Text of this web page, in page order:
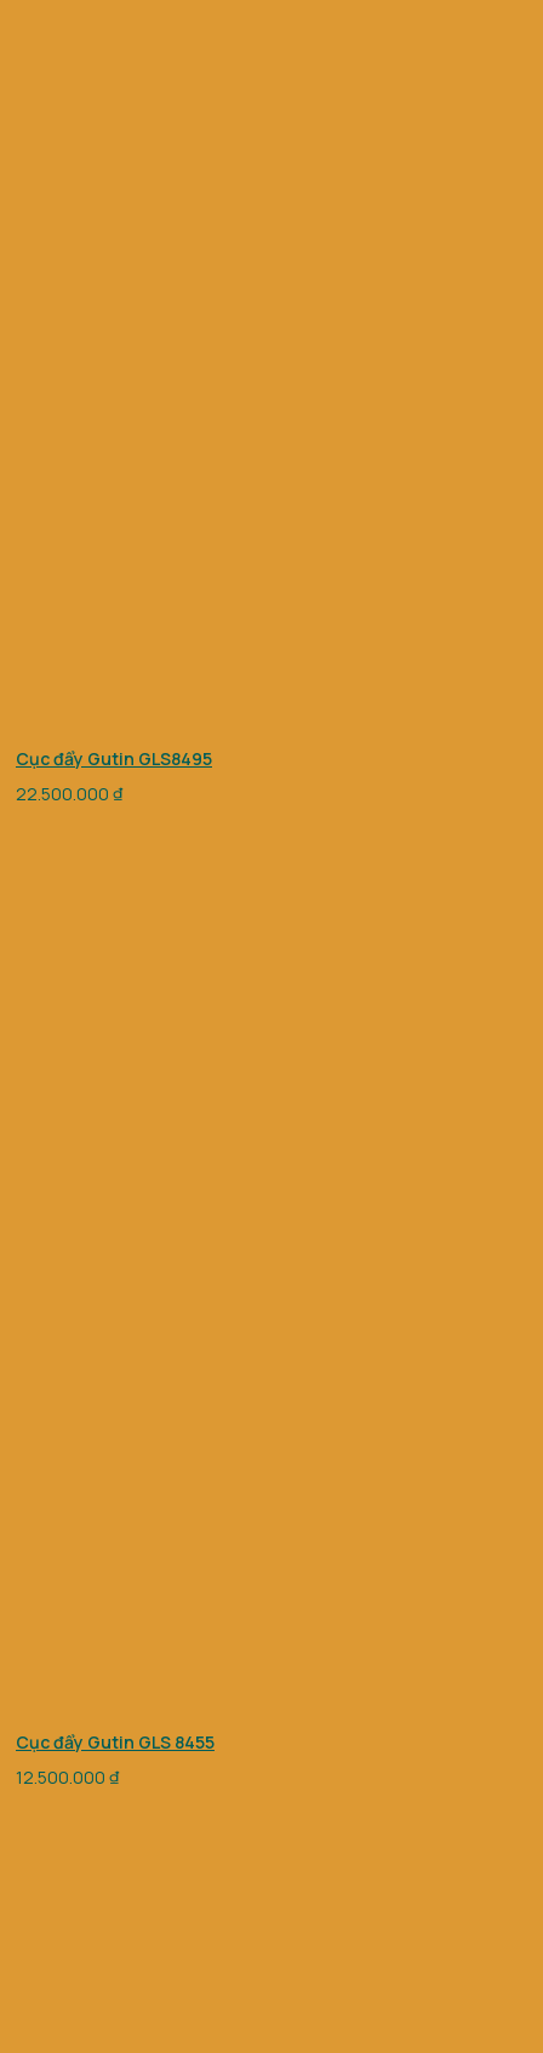
Cục đẩy Gutin GLS8495
22.500.000 ₫
Cục đẩy Gutin GLS 8455
12.500.000 ₫